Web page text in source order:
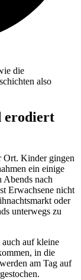
die
also
erodiert
Ort. Kinder gingen
ein einige
Abends nach
Erwachsene nicht
oder
unterwegs zu
auf kleine
in die
am Tag auf